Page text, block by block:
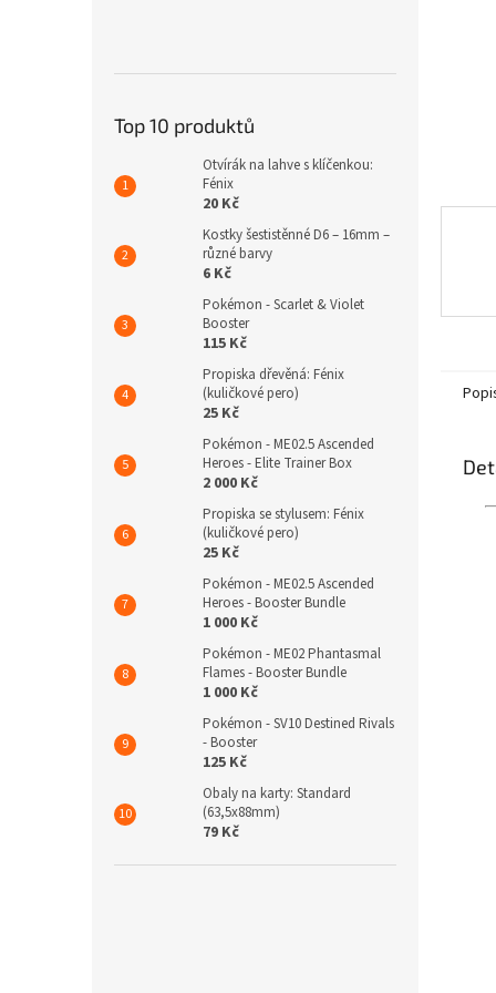
Top 10 produktů
Otvírák na lahve s klíčenkou:
Fénix
20 Kč
Kostky šestistěnné D6 – 16mm –
různé barvy
6 Kč
Pokémon - Scarlet & Violet
Booster
115 Kč
Propiska dřevěná: Fénix
(kuličkové pero)
25 Kč
Pokémon - ME02.5 Ascended
Heroes - Elite Trainer Box
2 000 Kč
Propiska se stylusem: Fénix
(kuličkové pero)
25 Kč
Pokémon - ME02.5 Ascended
Heroes - Booster Bundle
1 000 Kč
Pokémon - ME02 Phantasmal
Flames - Booster Bundle
1 000 Kč
Pokémon - SV10 Destined Rivals
- Booster
125 Kč
Obaly na karty: Standard
(63,5x88mm)
79 Kč